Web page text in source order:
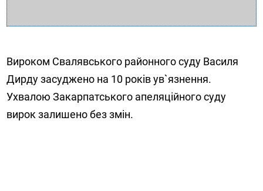
Вироком Свалявського районного суду Василя
Дирду засуджено на 10 років ув`язнення.
Ухвалою Закарпатського апеляційного суду
вирок залишено без змін.